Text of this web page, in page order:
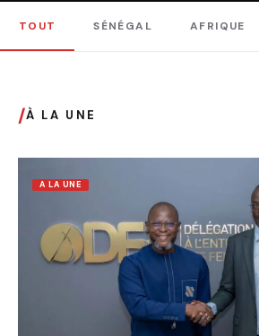
TOUT SÉNÉGAL AFRIQUE
/À LA UNE
A LA UNE